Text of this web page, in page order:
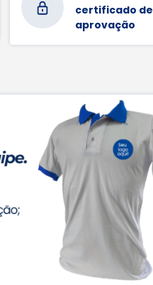
certificado de
aprovação